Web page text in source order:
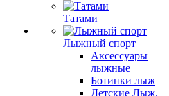
Татами
Лыжный спорт
Аксессуары
лыжные
Ботинки лыж
Детские Лыж.